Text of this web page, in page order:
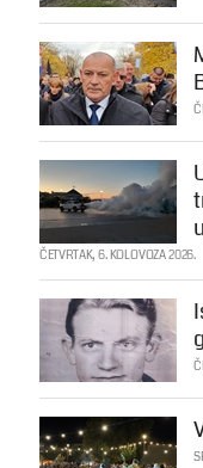
ČETVRTAK, 6. KOLOVOZA 2026.